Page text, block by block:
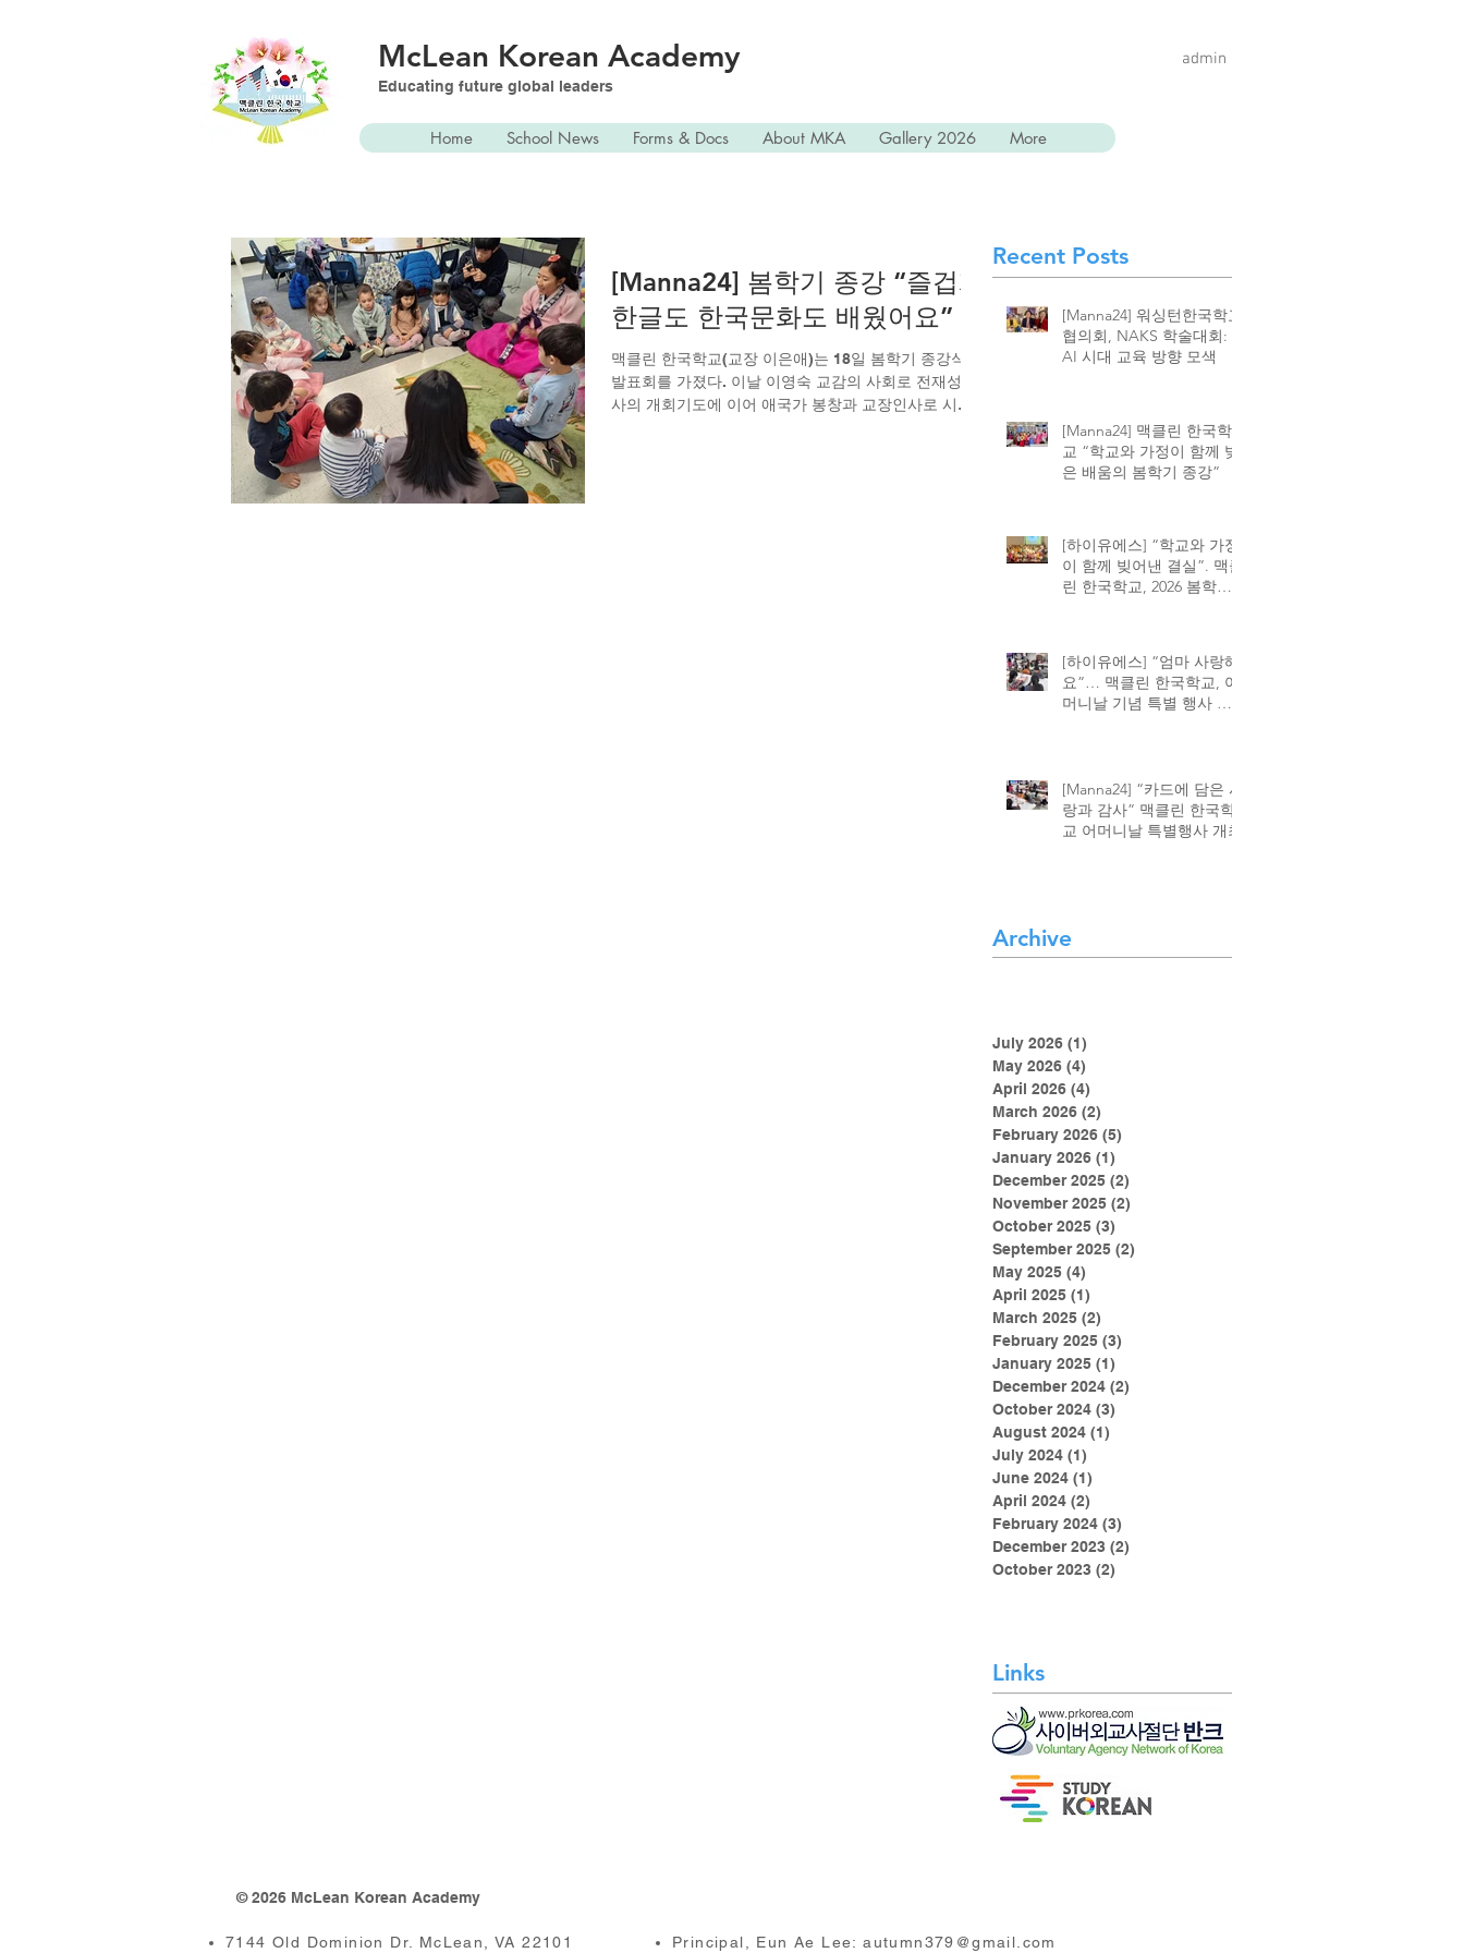
McLean Korean Academy
Educating future global leaders
admin
Home School News Forms & Docs About MKA Gallery 2026 More
[Manna24] 봄학기 종강 “즐겁게
한글도 한국문화도 배웠어요”
맥클린 한국학교(교장 이은애)는 18일 봄학기 종강식 및
발표회를 가졌다. 이날 이영숙 교감의 사회로 전재성 목
사의 개회기도에 이어 애국가 봉창과 교장인사로 시작
Recent Posts
[Manna24] 워싱턴한국학교
협의회, NAKS 학술대회:
AI 시대 교육 방향 모색
[Manna24] 맥클린 한국학
교 “학교와 가정이 함께 빚
은 배움의 봄학기 종강”
[하이유에스] “학교와 가정
이 함께 빚어낸 결실”. 맥클
린 한국학교, 2026 봄학기
[하이유에스] “엄마 사랑해
요”… 맥클린 한국학교, 어
머니날 기념 특별 행사 가
[Manna24] “카드에 담은 사
랑과 감사” 맥클린 한국학
교 어머니날 특별행사 개최
Archive
July 2026 (1)
May 2026 (4)
April 2026 (4)
March 2026 (2)
February 2026 (5)
January 2026 (1)
December 2025 (2)
November 2025 (2)
October 2025 (3)
September 2025 (2)
May 2025 (4)
April 2025 (1)
March 2025 (2)
February 2025 (3)
January 2025 (1)
December 2024 (2)
October 2024 (3)
August 2024 (1)
July 2024 (1)
June 2024 (1)
April 2024 (2)
February 2024 (3)
December 2023 (2)
October 2023 (2)
Links
© 2026 McLean Korean Academy
7144 Old Dominion Dr. McLean, VA 22101
Principal, Eun Ae Lee:autumn379@gmail.com